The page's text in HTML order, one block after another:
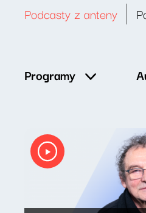
Podcasty z anteny
Programy